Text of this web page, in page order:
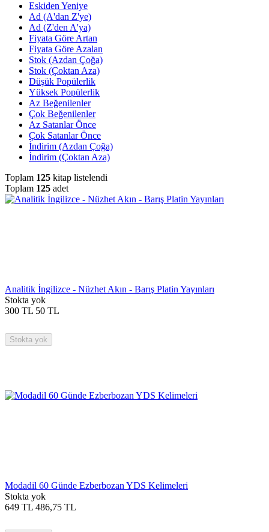
Eskiden Yeniye
Ad (A'dan Z'ye)
Ad (Z'den A'ya)
Fiyata Göre Artan
Fiyata Göre Azalan
Stok (Azdan Çoğa)
Stok (Çoktan Aza)
Düşük Popülerlik
Yüksek Popülerlik
Az Beğenilenler
Çok Beğenilenler
Az Satanlar Önce
Çok Satanlar Önce
İndirim (Azdan Çoğa)
İndirim (Çoktan Aza)
Toplam 125 kitap listelendi
Toplam 125 adet
Analitik İngilizce - Nüzhet Akın - Barış Platin Yayınları
Stokta yok
300 TL 50 TL
Stokta yok
Modadil 60 Günde Ezberbozan YDS Kelimeleri
Stokta yok
649 TL 486,75 TL